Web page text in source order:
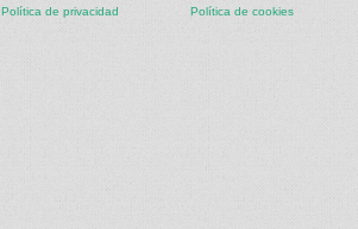
Política de privacidad Política de cookies